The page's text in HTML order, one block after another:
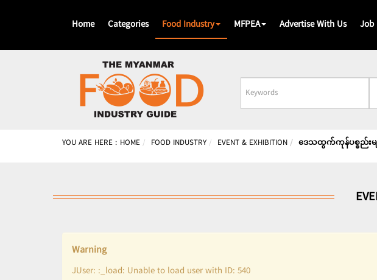
Home Categories Food Industry MFPEA Advertise With Us Job
Business
Name
YOU ARE HERE : HOME FOOD INDUSTRY EVENT & EXHIBITION ဒေသထွက်ကုန်ပစ္စည်း
Warning
JUser: :_load: Unable to load user with ID: 540